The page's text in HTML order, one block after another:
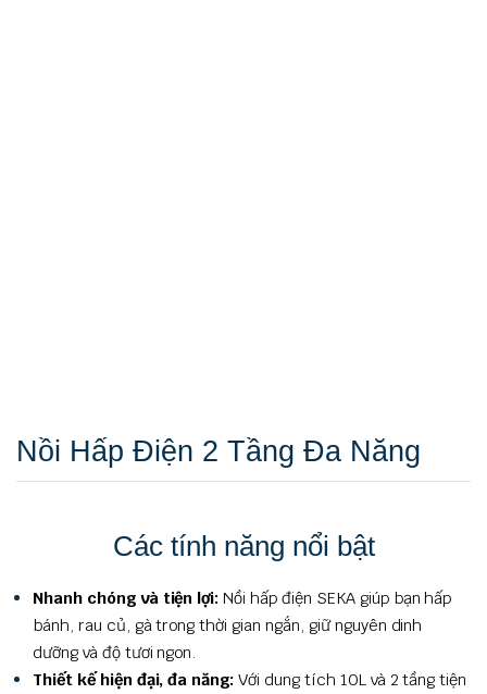
Nồi Hấp Điện 2 Tầng Đa Năng
Các tính năng nổi bật
Nhanh chóng và tiện lợi: Nồi hấp điện SEKA giúp bạn hấp
bánh, rau củ, gà trong thời gian ngắn, giữ nguyên dinh
dưỡng và độ tươi ngon.
Thiết kế hiện đại, đa năng: Với dung tích 10L và 2 tầng tiện